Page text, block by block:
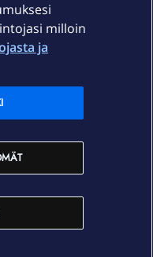
milloin
ja